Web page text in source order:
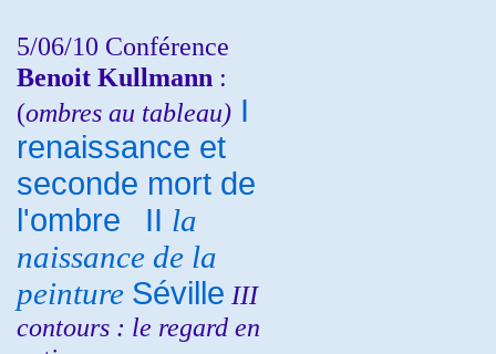
5/06/10 Conférence
Benoit Kullmann :
(ombres au tableau) I
renaissance et
seconde mort de
l'ombre
II la
naissance de la
peinture Séville III
contours : le regard en